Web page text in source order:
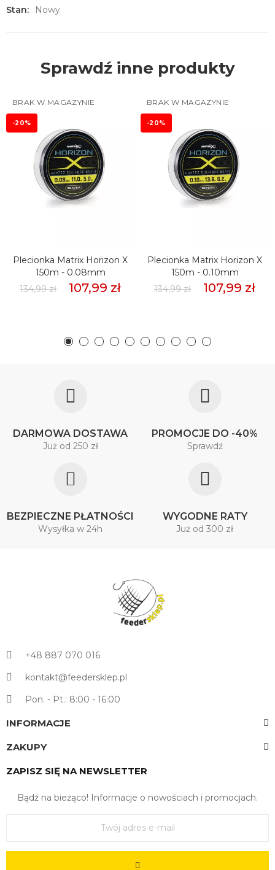
Stan:
Nowy
Sprawdź inne produkty
BRAK W MAGAZYNIE
-20%
Plecionka Matrix Horizon X
150m - 0.08mm
134,99 zł
107,99 zł
BRAK W MAGAZYNIE
-20%
Plecionka Matrix Horizon X
150m - 0.10mm
134,99 zł
107,99 zł
DARMOWA DOSTAWA
Już od 250 zł
PROMOCJE DO -40%
Sprawdź
BEZPIECZNE PŁATNOŚCI
Wysyłka w 24h
WYGODNE RATY
Już od 300 zł
+48 887 070 016
kontakt@feedersklep.pl
Pon. - Pt.: 8:00 - 16:00
INFORMACJE
ZAKUPY
ZAPISZ SIĘ NA NEWSLETTER
Bądź na bieżąco! Informacje o nowościach i promocjach.